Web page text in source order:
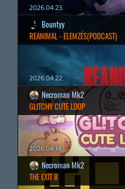
2026.04.23.
Bountyy
REANIMAL - ELEMZÉS(PODCAST)
2026.04.22.
Necroman Mk2
GLITCHY CUTE LOOP
2026.04.14.
Necroman Mk2
THE EXIT 8